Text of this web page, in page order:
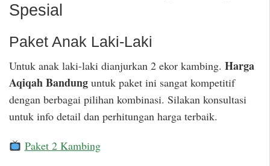
Spesial
Paket Anak Laki-Laki
Untuk anak laki-laki dianjurkan 2 ekor kambing. Harga
Aqiqah Bandung untuk paket ini sangat kompetitif
dengan berbagai pilihan kombinasi. Silakan konsultasi
untuk info detail dan perhitungan harga terbaik.
Paket 2 Kambing